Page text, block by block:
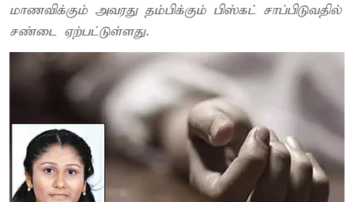
மாணவிக்கும் அவரது தம்பிக்கும் பிஸ்கட் சாப்பிடுவதில்
சண்டை ஏற்பட்டுள்ளது.